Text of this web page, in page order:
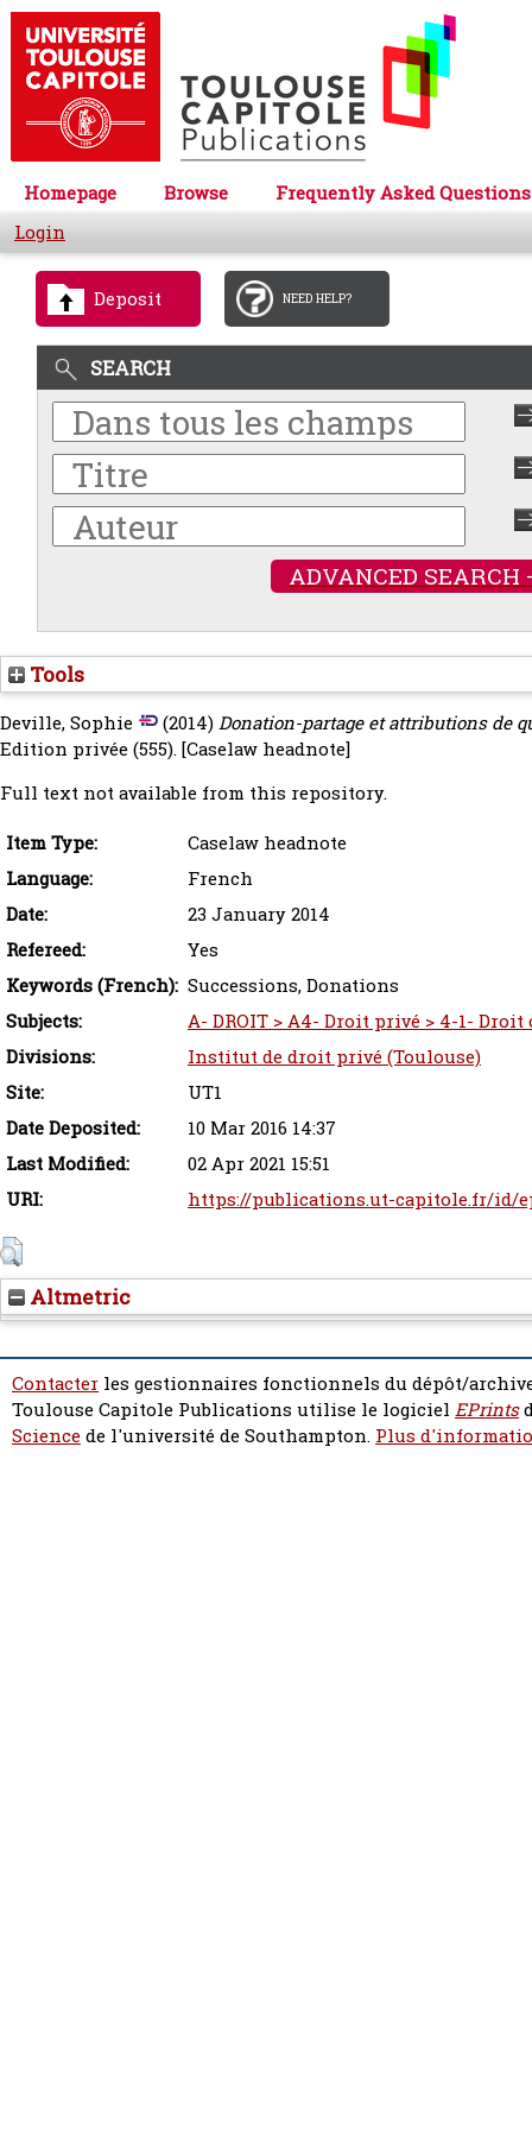
Homepage Browse
Frequently Asked Questions
Login
Deposit NEED HELP?
SEARCH
ADVANCED SEARCH
Tools
Deville, Sophie (2014)Donation-partage et attributions de
Edition privée (555).[Caselaw headnote]
Full text not available from this repository.
Item Type:
Caselaw headnote
Language:
French
Date:
23 January 2014
Refereed:
Yes
Keywords (French): Successions, Donations
Subjects:
A- DROIT > A4- Droit privé > 4-1-
Divisions:
Institut de droit privé (Toulouse)
Site:
UT1
Date Deposited:
10 Mar 2016 14:37
Last Modified:
02 Apr 2021 15:51
URI:
https://publications.ut-capitole.fr/id/
Altmetric
Contacter les gestionnaires fonctionnels du dépôt/
Toulouse Capitole Publications utilise le logiciel EPrints
Sciencede l'université de Southampton. Plus